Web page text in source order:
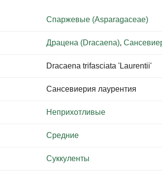
Спаржевые (Asparagaceae)
Драцена (Dracaena),
Dracaena trifasciata 'Laurentii'
Сансевиерия лаурентия
Неприхотливые
Средние
Суккуленты